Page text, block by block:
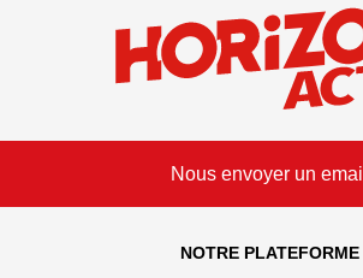
Nous envoyer un email
NOTRE PLATEFORME